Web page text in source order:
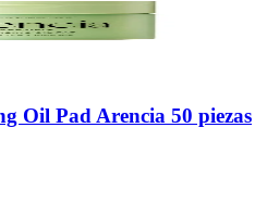
Oil Pad Arencia 50 piezas